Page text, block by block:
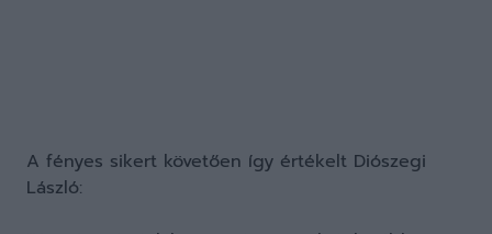
A fényes sikert követően így értékelt Diószegi
László: